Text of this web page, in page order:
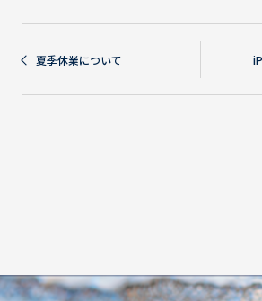
稿
ナ
夏季休業について